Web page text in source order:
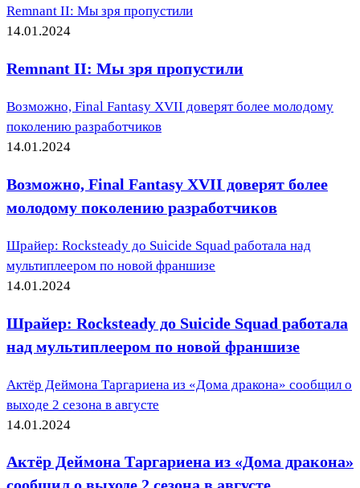
Remnant II: Мы зря пропустили
14.01.2024
Remnant II: Мы зря пропустили
Возможно, Final Fantasy XVII доверят более молодому
поколению разработчиков
14.01.2024
Возможно, Final Fantasy XVII доверят более
молодому поколению разработчиков
Шрайер: Rocksteady до Suicide Squad работала над
мультиплеером по новой франшизе
14.01.2024
Шрайер: Rocksteady до Suicide Squad работала
над мультиплеером по новой франшизе
Актёр Деймона Таргариена из «Дома дракона» сообщил о
выходе 2 сезона в августе
14.01.2024
Актёр Деймона Таргариена из «Дома дракона»